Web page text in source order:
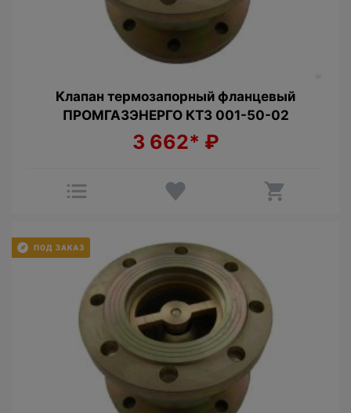
Клапан термозапорный фланцевый
ПРОМГАЗЭНЕРГО КТЗ 001-50-02
3 662* ₽